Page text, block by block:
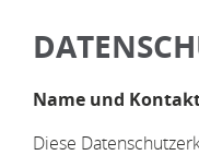
Leistungen
Kontakt
Name und
Diese